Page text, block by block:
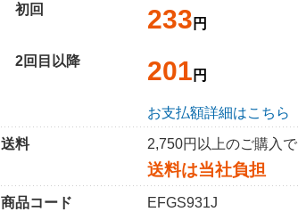
初回
233 円
2回目以降 201 円
お支払額詳細はこちら
送料
2,750円以上のご購入で
送料は当社負担
商品コード
EFGS931J